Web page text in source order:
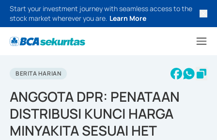
Start your investment journey with seamless access to the
stock market wherever you are. Learn More
BERITA HARIAN
ANGGOTA DPR: PENATAAN
DISTRIBUSI KUNCI HARGA
MINYAKITA SESUAI HET